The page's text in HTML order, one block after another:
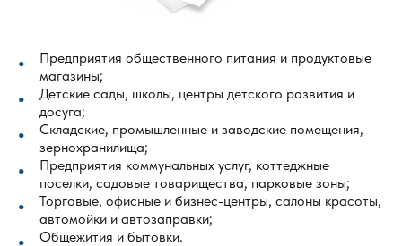
Предприятия общественного питания и продуктовые
магазины;
Детские сады, школы, центры детского развития и
досуга;
Складские, промышленные и заводские помещения,
зернохранилища;
Предприятия коммунальных услуг, коттеджные
поселки, садовые товарищества, парковые зоны;
Торговые, офисные и бизнес-центры, салоны красоты,
автомойки и автозаправки;
Общежития и бытовки.